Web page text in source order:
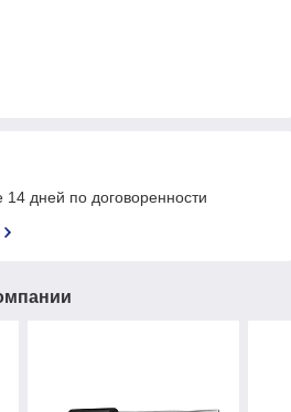
14 дней по договоренности